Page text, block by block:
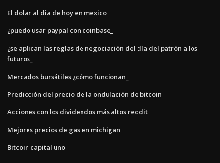
El dolar al dia de hoy en mexico
¿puedo usar paypal con coinbase_
¿se aplican las reglas de negociación del día del patrón a los
futuros_
Mercados bursátiles ¿cómo funcionan_
Predicción del precio de la ondulación de bitcoin
Acciones con los dividendos más altos reddit
Mejores precios de gas en michigan
Bitcoin capital uno